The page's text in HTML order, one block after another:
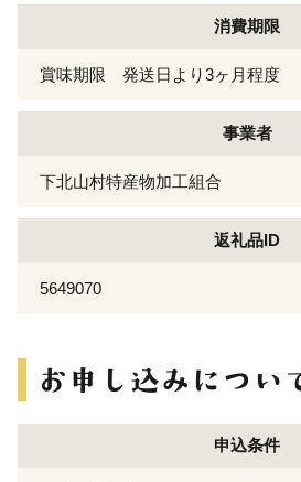
消費期限
賞味期限 発送日より3ヶ月程度
事業者
下北山村特産物加工組合
返礼品ID
5649070
申込条件